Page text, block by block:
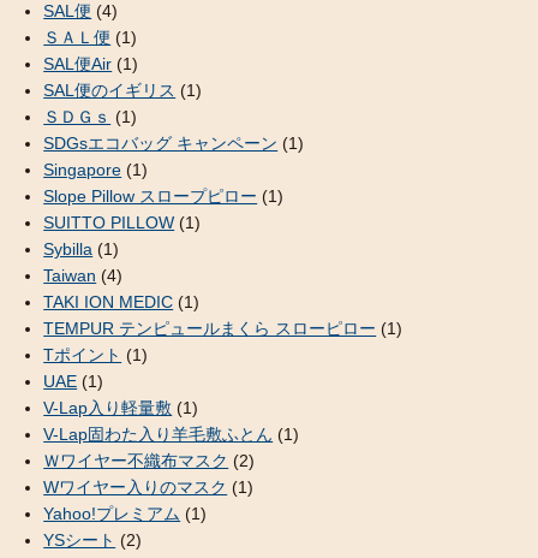
SAL便 (4)
ＳＡＬ便 (1)
SAL便Air (1)
SAL便のイギリス (1)
ＳＤＧｓ (1)
SDGsエコバッグ キャンペーン (1)
Singapore (1)
Slope Pillow スロープピロー (1)
SUITTO PILLOW (1)
Sybilla (1)
Taiwan (4)
TAKI ION MEDIC (1)
TEMPUR テンピュールまくら スローピロー (1)
Tポイント (1)
UAE (1)
V-Lap入り軽量敷 (1)
V-Lap固わた入り羊毛敷ふとん (1)
Ｗワイヤー不織布マスク (2)
Wワイヤー入りのマスク (1)
Yahoo!プレミアム (1)
YSシート (2)